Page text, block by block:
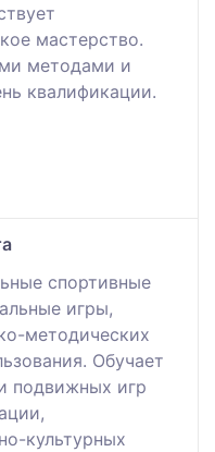
мастерство.
методами и
квалификации.
спортивные
игры,
методических
Обучает
подвижных игр
культурных